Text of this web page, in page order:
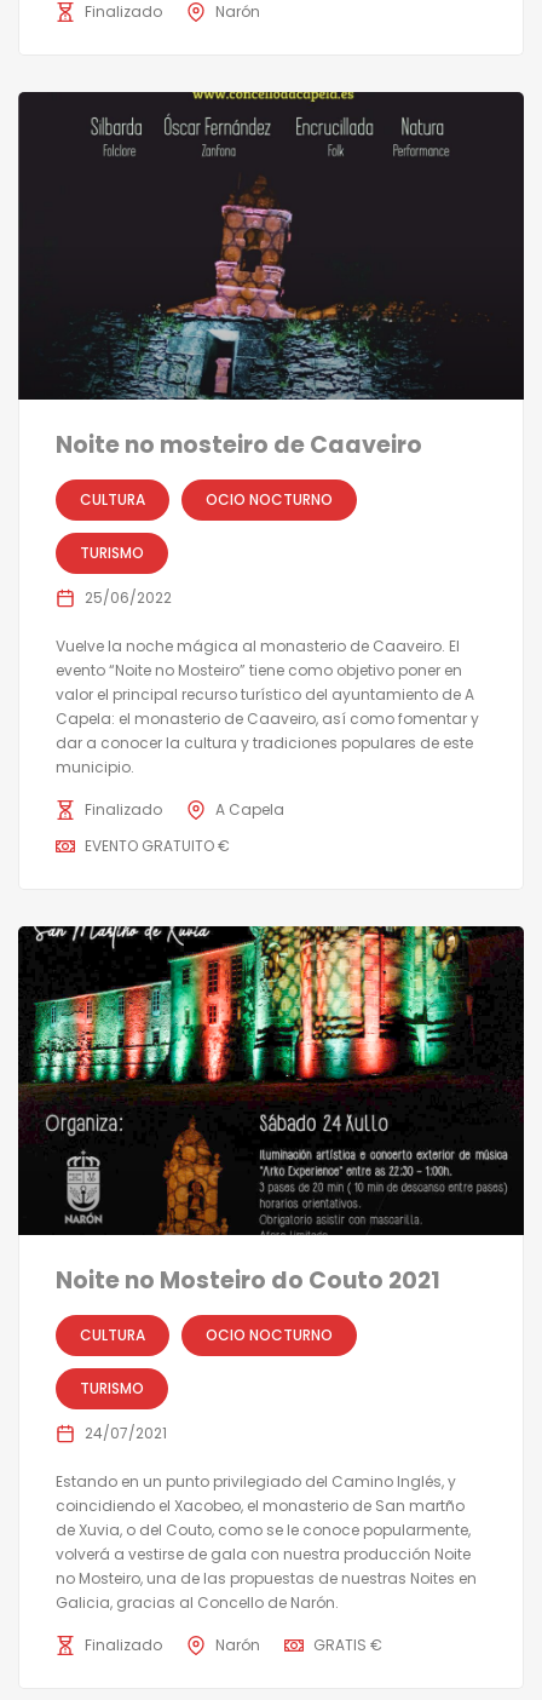
Finalizado Narón
Noite no mosteiro de Caaveiro
CULTURA OCIO NOCTURNO
TURISMO
25/06/2022
Vuelve la noche mágica al monasterio de Caaveiro. El
evento “Noite no Mosteiro” tiene como objetivo poner en
valor el principal recurso turístico del ayuntamiento de A
Capela: el monasterio de Caaveiro, así como fomentar y
dar a conocer la cultura y tradiciones populares de este
municipio.
Finalizado
A Capela
EVENTO GRATUITO €
Noite no Mosteiro do Couto 2021
CULTURA OCIO NOCTURNO
TURISMO
24/07/2021
Estando en un punto privilegiado del Camino Inglés, y
coincidiendo el Xacobeo, el monasterio de San martño
de Xuvia, o del Couto, como se le conoce popularmente,
volverá a vestirse de gala con nuestra producción Noite
no Mosteiro, una de las propuestas de nuestras Noites en
Galicia, gracias al Concello de Narón.
Finalizado Narón GRATIS €